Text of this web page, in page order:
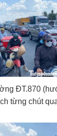
ĐT.870
từng chút